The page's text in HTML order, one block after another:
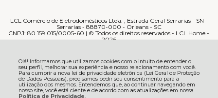
Olá! Informamos que utilizamos cookies com o intuito de entender o
seu perfil, melhorar sua experiência e nosso relacionamento com você.
Para cumprir a nova lei de privacidade eletrônica (Lei Geral de Proteção
de Dados Pessoais), precisamos pedir seu consentimento para a
utilização dos mesmos. Entendemos que, ao continuar navegando em
nosso site, você está ciente e de acordo com as atualizações em nossa
Política de Privacidade.
LCL Comércio de Eletrodomésticos Ltda. , Estrada Geral Serrarias - SN -
Serrarias - 88870-000 - Orleans - SC
CNPJ: 80.159.015/0005-60 | © Todos os direitos reservados - LCL Home -
2026